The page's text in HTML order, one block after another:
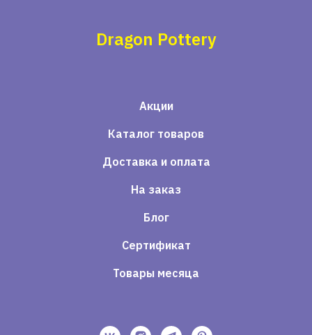
Dragon Pottery
Акции
Каталог товаров
Доставка и оплата
На заказ
Блог
Сертификат
Товары месяца